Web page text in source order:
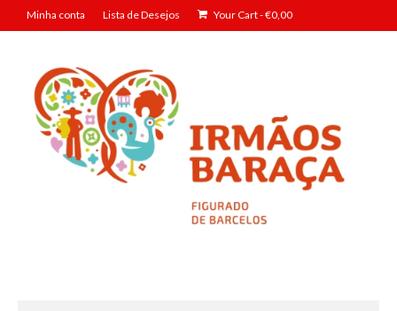
Minha conta Lista de Desejos Your Cart-€0,00